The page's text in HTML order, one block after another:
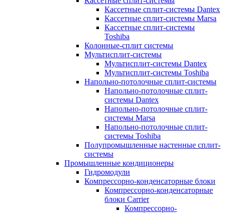
Кассетные сплит-системы Dantex
Кассетные сплит-системы Marsa
Кассетные сплит-системы
Toshiba
Колонные-сплит системы
Мультисплит-системы
Мультисплит-системы Dantex
Мультисплит-системы Toshiba
Напольно-потолочные сплит-системы
Напольно-потолочные сплит-
системы Dantex
Напольно-потолочные сплит-
системы Marsa
Напольно-потолочные сплит-
системы Toshiba
Полупромышленные настенные сплит-
системы
Промышленные кондиционеры
Гидромодули
Компрессорно-конденсаторные блоки
Компрессорно-конденсаторные
блоки Carrier
Компрессорно-